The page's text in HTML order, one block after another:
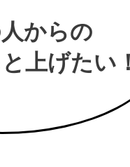
からの
上げたい